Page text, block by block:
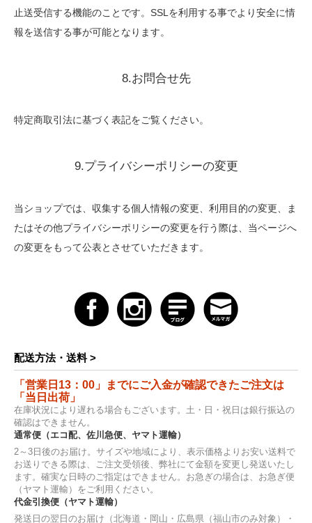
止送受信する機能のことです。SSLを利用する事でより安全に情
報を送信する事が可能となります。
8.お問合せ先
特定商取引法に基づく表記をご覧ください。
9.プライバシーポリシーの変更
当ショップでは、収集する個人情報の変更、利用目的の変更、ま
たはその他プライバシーポリシーの変更を行う際は、当ページへ
の変更をもって公表とさせていただきます。
配送方法・送料 >
「営業日13：00」までにご入金が確認できたご注文は
「当日出荷」
在庫状況により遅れる場合もございます。土・日・祝日は銀行振込の
確認はできません。
通常便（エコ配、佐川急便、ヤマト運輸）
2～3日後のお届け。サイズや地域により、表示価格よりお安い送料で
お送りできる際は、ご注文受領後、弊社にて金額を変更し発送いたし
ます。確実な日時のご指定はできません。お急ぎの場合は、お急ぎ便
（ヤマト運輸）をご利用ください。
代金引換便（ヤマト運輸）
発送日の翌日のお届け（北海道・岡山・広島県（福山市のみ対象）・